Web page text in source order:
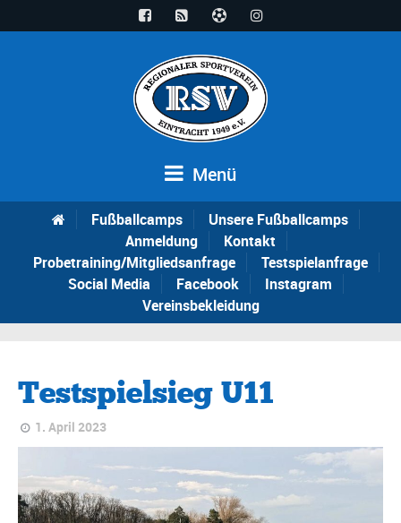
Menü
Fußballcamps
Unsere Fußballcamps
Anmeldung
Kontakt
Probetraining/Mitgliedsanfrage
Testspielanfrage
Social Media
Facebook
Instagram
Vereinsbekleidung
Testspielsieg U11
1. April 2023